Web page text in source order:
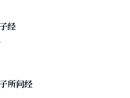
经
所问经